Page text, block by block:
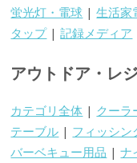
蛍光灯・電球 |生活家
タップ|記録メディア
アウトドア・レ
カテゴリ全体 | クーラ
テーブル | フィッシン
バーベキュー用品 |ナ